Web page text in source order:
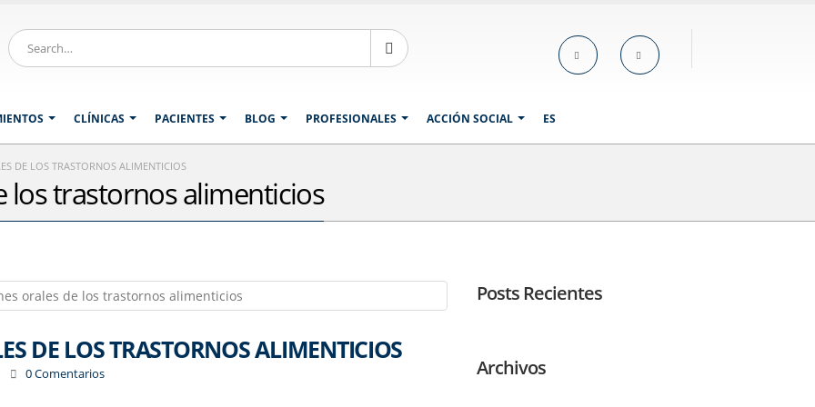
CLÍNICAS PACIENTES BLOG PROFESIONALES ACCIÓN SOCIAL ES
DE LOS TRASTORNOS ALIMENTICIOS
los trastornos alimenticios
DE LOS TRASTORNOS ALIMENTICIOS
0 Comentarios
Posts Recientes
Archivos